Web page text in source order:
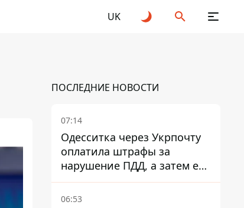
UK
ПОСЛЕДНИЕ НОВОСТИ
07:14
Одесситка через Укрпочту
оплатила штрафы за
нарушение ПДД, а затем ее
счета заблокировали - в
чем причина и что решил
06:53